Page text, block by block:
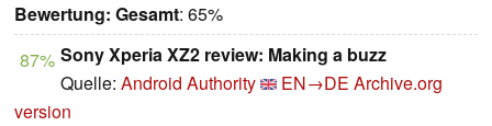
Bewertung: Gesamt: 65%
87% Sony Xperia XZ2 review: Making a buzz
Quelle: Android Authority EN→DE Archive.org
version